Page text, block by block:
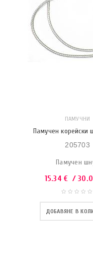
ПАМУЧНИ
Памучен корейски
205703
Памучен
15.34€ /
ДОБАВЯНЕ В